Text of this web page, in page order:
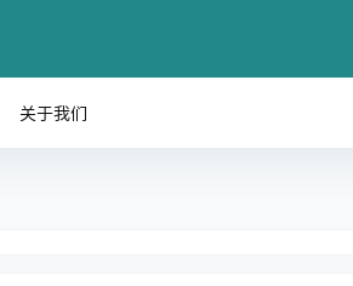
关于我们